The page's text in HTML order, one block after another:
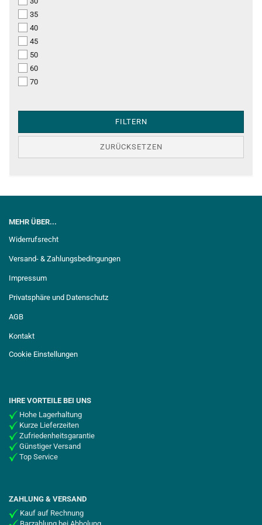
35
40
45
50
60
70
FILTERN
ZURÜCKSETZEN
MEHR ÜBER...
Widerrufsrecht
Versand- & Zahlungsbedingungen
Impressum
Privatsphäre und Datenschutz
AGB
Kontakt
Cookie Einstellungen
IHRE VORTEILE BEI UNS
Hohe Lagerhaltung
Kurze Lieferzeiten
Zufriedenheitsgarantie
Günstiger Versand
Top Service
ZAHLUNG & VERSAND
Kauf auf Rechnung